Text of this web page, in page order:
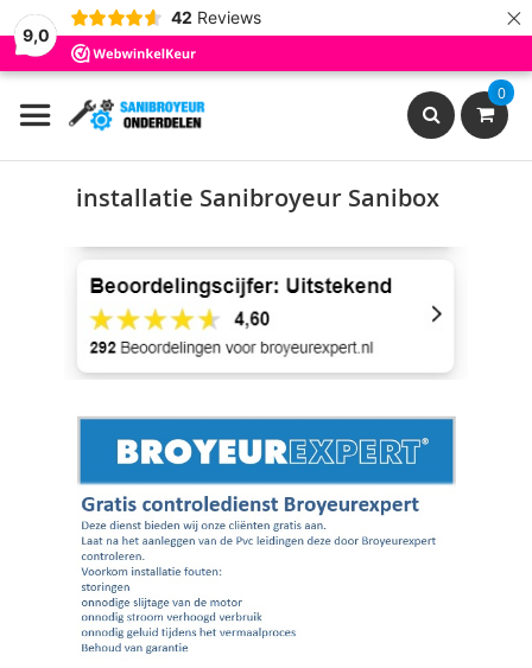
9,0
42 Reviews ×
Ga
naar
de
0
Search
installatie Sanibroyeur Sanibox